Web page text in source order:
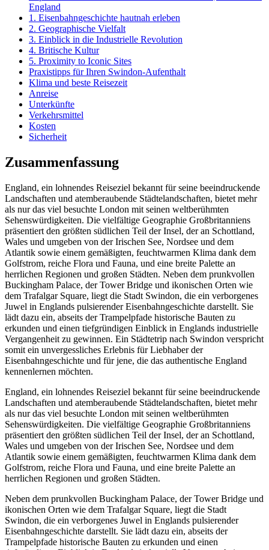
England
1. Eisenbahngeschichte hautnah erleben
2. Geographische Vielfalt
3. Einblick in die Industrielle Revolution
4. Britische Kultur
5. Proximity to Iconic Sites
Praxistipps für Ihren Swindon-Aufenthalt
Klima und beste Reisezeit
Anreise
Unterkünfte
Verkehrsmittel
Kosten
Sicherheit
Zusammenfassung
England, ein lohnendes Reiseziel bekannt für seine beeindruckende
Landschaften und atemberaubende Städtelandschaften, bietet mehr
als nur das viel besuchte London mit seinen weltberühmten
Sehenswürdigkeiten. Die vielfältige Geographie Großbritanniens
präsentiert den größten südlichen Teil der Insel, der an Schottland,
Wales und umgeben von der Irischen See, Nordsee und dem
Atlantik sowie einem gemäßigten, feuchtwarmen Klima dank dem
Golfstrom, reiche Flora und Fauna, und eine breite Palette an
herrlichen Regionen und großen Städten. Neben dem prunkvollen
Buckingham Palace, der Tower Bridge und ikonischen Orten wie
dem Trafalgar Square, liegt die Stadt Swindon, die ein verborgenes
Juwel in Englands pulsierender Eisenbahngeschichte darstellt. Sie
lädt dazu ein, abseits der Trampelpfade historische Bauten zu
erkunden und einen tiefgründigen Einblick in Englands industrielle
Vergangenheit zu gewinnen. Ein Städtetrip nach Swindon verspricht
somit ein unvergessliches Erlebnis für Liebhaber der
Eisenbahngeschichte und für jene, die das authentische England
kennenlernen möchten.
England, ein lohnendes Reiseziel bekannt für seine beeindruckende
Landschaften und atemberaubende Städtelandschaften, bietet mehr
als nur das viel besuchte London mit seinen weltberühmten
Sehenswürdigkeiten. Die vielfältige Geographie Großbritanniens
präsentiert den größten südlichen Teil der Insel, der an Schottland,
Wales und umgeben von der Irischen See, Nordsee und dem
Atlantik sowie einem gemäßigten, feuchtwarmen Klima dank dem
Golfstrom, reiche Flora und Fauna, und eine breite Palette an
herrlichen Regionen und großen Städten.
Neben dem prunkvollen Buckingham Palace, der Tower Bridge und
ikonischen Orten wie dem Trafalgar Square, liegt die Stadt
Swindon, die ein verborgenes Juwel in Englands pulsierender
Eisenbahngeschichte darstellt. Sie lädt dazu ein, abseits der
Trampelpfade historische Bauten zu erkunden und einen